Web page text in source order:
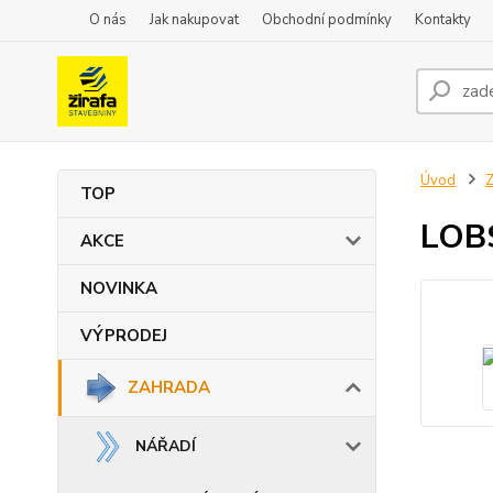
O nás Jak nakupovat Obchodní podmínky Kontakty
TOP
AKCE
NOVINKA
VÝPRODEJ
ZAHRADA
NÁŘADÍ
Úvod